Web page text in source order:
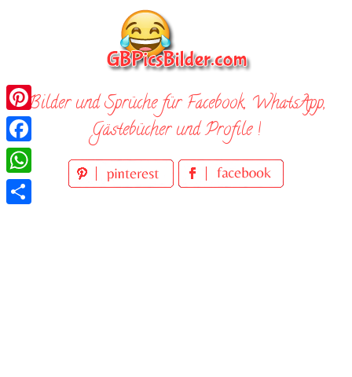
Bilder und Sprüche für Facebook, WhatsApp,
Gästebücher und Profile !
Pinterest
Facebook
WhatsApp